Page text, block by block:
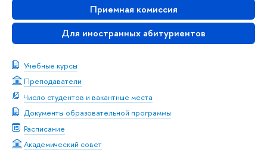
Приемная комиссия
Для иностранных абитуриентов
Учебные курсы
Преподаватели
Число студентов и вакантные места
Документы образовательной программы
Расписание
Академический совет